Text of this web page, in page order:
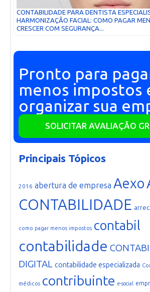
CONTABILIDADE PARA DENTISTA
HARMONIZAÇÃO FACIAL: COMO PAGAR
CRESCER COM SEGURANÇA...
Pronto para
menos impostos
organizar sua
SOLICITAR AVALIAÇÃO
Principais Tópicos
2016 abertura de empresa Aexo
CONTABILIDADE
como pagar menos impostos contabil
contabilidade
DIGITAL contabilidade especializada
médicos contribuinte e-social